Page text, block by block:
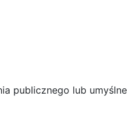
publicznego lub